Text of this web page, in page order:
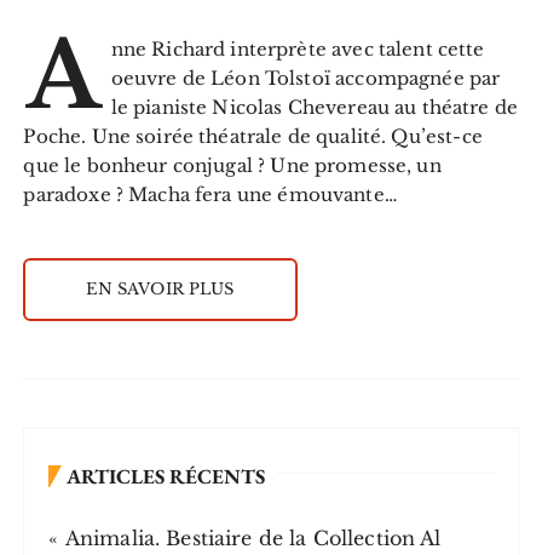
A nne Richard interprète avec talent cette
oeuvre de Léon Tolstoï accompagnée par
le pianiste Nicolas Chevereau au théatre de
Poche. Une soirée théatrale de qualité. Qu’est-ce
que le bonheur conjugal ? Une promesse, un
paradoxe ? Macha fera une émouvante…
EN SAVOIR PLUS
ARTICLES RÉCENTS
« Animalia. Bestiaire de la Collection Al